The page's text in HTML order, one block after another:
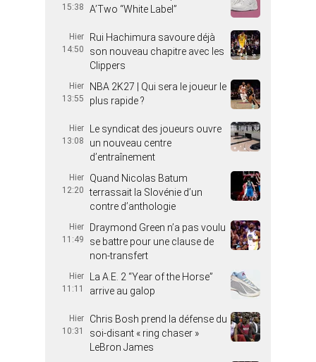
15:38
A’Two “White Label”
Hier
14:50
Rui Hachimura savoure déjà
son nouveau chapitre avec les
Clippers
Hier
13:55
NBA 2K27 | Qui sera le joueur le
plus rapide ?
Hier
13:08
Le syndicat des joueurs ouvre
un nouveau centre
d’entraînement
Hier
12:20
Quand Nicolas Batum
terrassait la Slovénie d’un
contre d’anthologie
Hier
11:49
Draymond Green n’a pas voulu
se battre pour une clause de
non-transfert
Hier
11:11
La A.E. 2 “Year of the Horse”
arrive au galop
Hier
10:31
Chris Bosh prend la défense du
soi-disant « ring chaser »
LeBron James